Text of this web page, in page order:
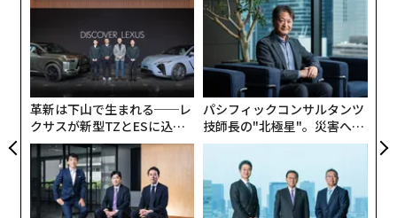
年の初めに策定されたロードマップは、年末になっても
依然として価値ある戦略的指針を含んでいるかもしれな
いが、その前提条件の多くは途中で変化する可能性があ
る。テクノロジー自体の進化スピードが加速しているた
め、組織は意思決定をより頻繁に見直さざるを得なくな
っている。
想定以上のスピードで風化するロードマップ
革新は下山で生まれる──レ
クサスが新型TZとESに込め
た「DISCOVER」の哲学
パシフィックコンサルタンツ
技師長の"北極星"。災害への
無力感を乗り越え見つけた、
防災一筋20年の答え